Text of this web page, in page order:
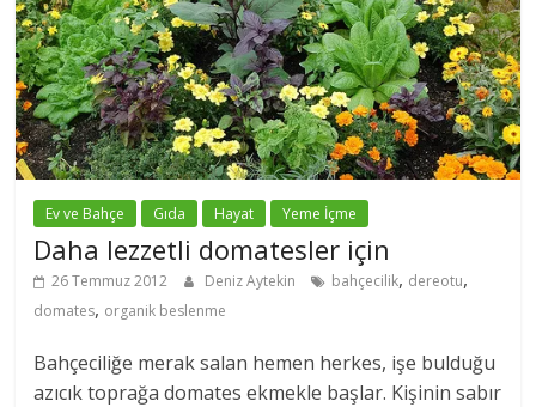
Ev ve Bahçe Gıda Hayat Yeme İçme
Daha lezzetli domatesler için
26 Temmuz 2012 Deniz Aytekin bahçecilik, dereotu,
domates, organik beslenme
Bahçeciliğe merak salan hemen herkes, işe bulduğu
azıcık toprağa domates ekmekle başlar. Kişinin sabır